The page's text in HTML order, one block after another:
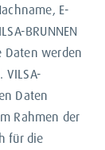
E-
BRUNNEN
Daten werden
Daten
Rahmen der
für die